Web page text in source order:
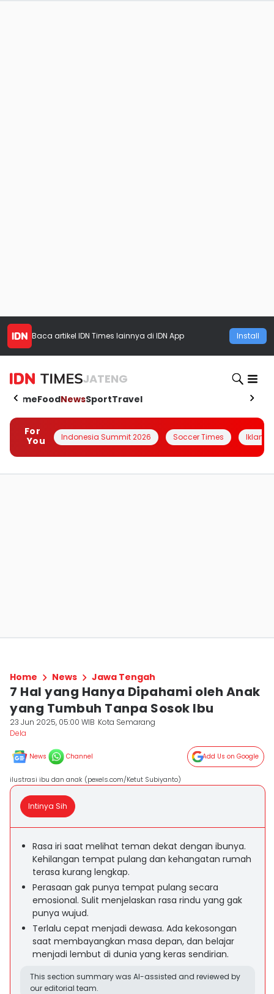
Baca artikel IDN Times lainnya di IDN App Install
JATENG
HomeFoodNewsSportTravel
For
You
Indonesia Summit 2026 Soccer Times Iklanin
Home News Jawa Tengah
7 Hal yang Hanya Dipahami oleh Anak
yang Tumbuh Tanpa Sosok Ibu
23 Jun 2025, 05:00 WIB Kota Semarang
Dela ‎
News Channel Add Us on Google
ilustrasi ibu dan anak (pexels.com/Ketut Subiyanto)
Intinya Sih
Rasa iri saat melihat teman dekat dengan ibunya.
Kehilangan tempat pulang dan kehangatan rumah
terasa kurang lengkap.
Perasaan gak punya tempat pulang secara
emosional. Sulit menjelaskan rasa rindu yang gak
punya wujud.
Terlalu cepat menjadi dewasa. Ada kekosongan
saat membayangkan masa depan, dan belajar
menjadi lembut di dunia yang keras sendirian.
This section summary was AI-assisted and reviewed by
our editorial team.